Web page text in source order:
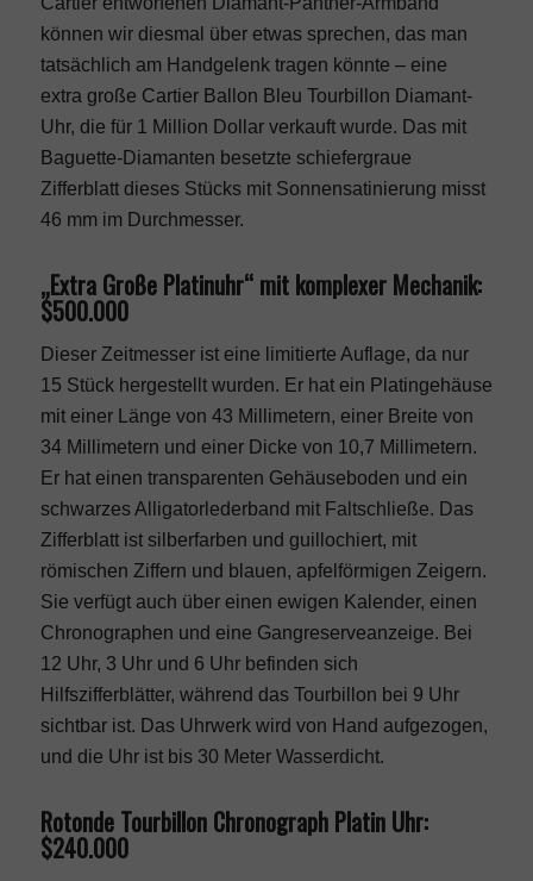
können wir diesmal über etwas sprechen, das man
tatsächlich am Handgelenk tragen könnte – eine
extra große Cartier Ballon Bleu Tourbillon Diamant-
Uhr, die für 1 Million Dollar verkauft wurde. Das mit
Baguette-Diamanten besetzte schiefergraue
Zifferblatt dieses Stücks mit Sonnensatinierung misst
46 mm im Durchmesser.
„Extra Große Platinuhr“ mit komplexer Mechanik:
$500.000
Dieser Zeitmesser ist eine limitierte Auflage, da nur
15 Stück hergestellt wurden. Er hat ein Platingehäuse
mit einer Länge von 43 Millimetern, einer Breite von
34 Millimetern und einer Dicke von 10,7 Millimetern.
Er hat einen transparenten Gehäuseboden und ein
schwarzes Alligatorlederband mit Faltschließe. Das
Zifferblatt ist silberfarben und guillochiert, mit
römischen Ziffern und blauen, apfelförmigen Zeigern.
Sie verfügt auch über einen ewigen Kalender, einen
Chronographen und eine Gangreserveanzeige. Bei
12 Uhr, 3 Uhr und 6 Uhr befinden sich
Hilfszifferblätter, während das Tourbillon bei 9 Uhr
sichtbar ist. Das Uhrwerk wird von Hand aufgezogen,
und die Uhr ist bis 30 Meter Wasserdicht.
Rotonde Tourbillon Chronograph Platin Uhr:
$240.000